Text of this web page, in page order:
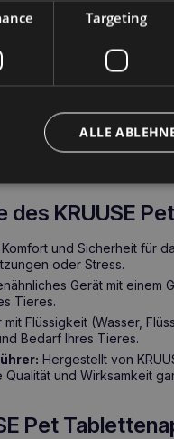
seine Haustiere
Haustiere wie
das Medikament schnell,
KRUUSE
und Sicherheit für
oder Stress.
Gerät mit
Tieres.
Flüssigkeit (Wasser,
Bedarf Ihres Tieres.
Hergestellt von
und Wirksamkeit
Pet
Targeting
ALLE